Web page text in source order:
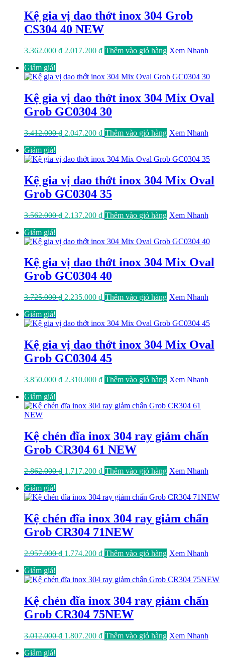
Kệ gia vị dao thớt inox 304 Grob
CS304 40 NEW
3.362.000₫ Giá
3.362.000 ₫.
2.017.200 ₫Giá
là:
Thêm vào giỏ hàng Xem Nhanh
Giảm giá!
Kệ gia vị dao thớt inox 304 Mix Oval
Grob GC0304 30
3.412.000₫ Giá
3.412.000 ₫.
2.047.200 ₫Giá
là:
Thêm vào giỏ hàng Xem Nhanh
Giảm giá!
Kệ gia vị dao thớt inox 304 Mix Oval
Grob GC0304 35
3.562.000₫ Giá
3.562.000 ₫.
2.137.200 ₫Giá
là:
Thêm vào giỏ hàng Xem Nhanh
Giảm giá!
Kệ gia vị dao thớt inox 304 Mix Oval
Grob GC0304 40
3.725.000₫ Giá
3.725.000 ₫.
2.235.000 ₫Giá
là:
Thêm vào giỏ hàng Xem Nhanh
Giảm giá!
Kệ gia vị dao thớt inox 304 Mix Oval
Grob GC0304 45
3.850.000₫ Giá
3.850.000 ₫.
2.310.000 ₫Giá
là:
Thêm vào giỏ hàng Xem Nhanh
Giảm giá!
Kệ chén đĩa inox 304 ray giảm chấn
Grob CR304 61 NEW
2.862.000₫ Giá
2.862.000 ₫.
1.717.200 ₫Giá
là:
Thêm vào giỏ hàng Xem Nhanh
Giảm giá!
Kệ chén đĩa inox 304 ray giảm chấn
Grob CR304 71NEW
2.957.000₫ Giá
2.957.000 ₫.
1.774.200 ₫Giá
là:
Thêm vào giỏ hàng Xem Nhanh
Giảm giá!
Kệ chén đĩa inox 304 ray giảm chấn
Grob CR304 75NEW
3.012.000₫ Giá
1.807.200 ₫Giá
Thêm vào giỏ hàng Xem Nhanh
Giảm giá!